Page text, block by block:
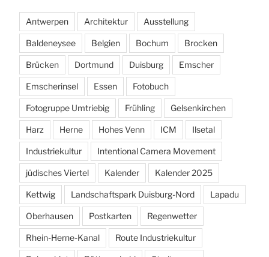
Antwerpen Architektur Ausstellung
Baldeneysee Belgien Bochum Brocken
Brücken Dortmund Duisburg Emscher
Emscherinsel Essen Fotobuch
Fotogruppe Umtriebig Frühling Gelsenkirchen
Harz Herne Hohes Venn ICM Ilsetal
Industriekultur Intentional Camera Movement
jüdisches Viertel Kalender Kalender 2025
Kettwig Landschaftspark Duisburg-Nord Lapadu
Oberhausen Postkarten Regenwetter
Rhein-Herne-Kanal Route Industriekultur